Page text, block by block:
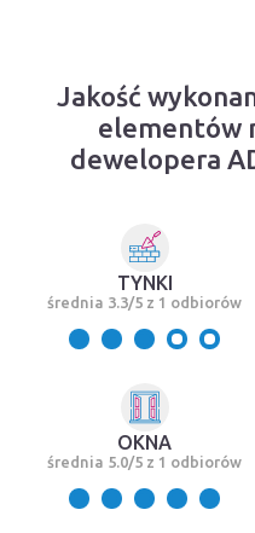
Jakość
elementów
dewelopera
TYNKI
średnia 3.3/5 z 1 odbiorów
OKNA
średnia 5.0/5 z 1 odbiorów